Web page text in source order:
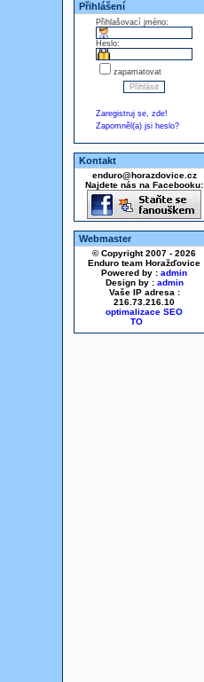
Přihlášení
Přihlašovací jméno:
Heslo:
zapamatovat
Zaregistruj se, zde!
Zapomněl(a) jsi heslo?
Kontakt
enduro@horazdovice.cz
Najdete nás na Facebooku:
Webmaster
© Copyright 2007 - 2026
Enduro team Horažďovice
Powered by : admin
Design by : admin
Vaše IP adresa :
216.73.216.10
optimalizace SEO